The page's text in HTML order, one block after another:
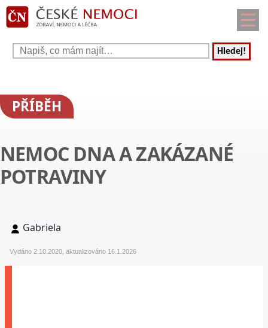
Hledej!
PŘÍBĚH
NEMOC DNA A ZAKÁZANÉ
POTRAVINY
Gabriela
Vydáno 2.10.2020, aktualizováno 16.1.2026